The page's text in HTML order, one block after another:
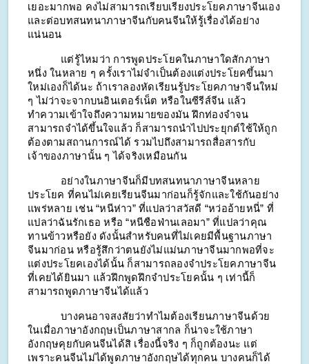
เยอะมากพอ คงไม่สามารถเรียบเรียงประโยคภาษาจีนเอง
และต่อบทสนทนาภาษาจีนกับคนจีนให้รู้เรื่องได้อย่าง
แน่นอน
แต่รู้ไหมว่า การพูดประโยคในภาษาใดสักภาษา
หนึ่ง ในหลาย ๆ ครั้งเราไม่จำเป็นต้องแต่งประโยคขึ้นมา
ใหม่เองก็ได้นะ ถ้าเราลองหัดเรียนรู้ประโยคภาษาจีนใหม่
ๆ ไม่ว่าจะจากบนอินเตอร์เน็ต หรือในซีรีส์จีน แล้ว
ทำความเข้าใจถึงความหมายของมัน ฝึกท่องจำจน
สามารถจำได้ขึ้นใจแล้ว ก็สามารถนำไปประยุกต์ใช้ให้ถูก
ต้องตามสถานการณ์ได้ รวมไปถึงสามารถสื่อสารกับ
เจ้าของภาษานั้น ๆ ได้จริงเหมือนกัน
อย่างในภาษาจีนก็มีบทสนทนาภาษาจีนหลาย
ประโยค ที่คนไม่เคยเรียนจีนมาก่อนก็รู้จักและใช้กันอย่าง
แพร่หลาย เช่น “หนีห่าว” ที่แปลว่าสวัสดี “หว่ออ้ายหนี่” ที่
แปลว่าฉันรักเธอ หรือ “หนีชือฟ่านเลอมา” ที่แปลว่าคุณ
ทานข้าวหรือยัง ดังนั้นสำหรับคนที่ไม่เคยมีพื้นฐานภาษา
จีนมาก่อน หรือรู้สึกว่าตนยังไม่แม่นภาษาจีนมากพอที่จะ
แต่งประโยคเองได้นั้น ก็สามารถลองจำประโยคภาษาจีน
ที่เคยได้ยินมา แล้วฝึกพูดฝึกจำประโยคนั้น ๆ เท่านี้ก็
สามารถพูดภาษาจีนได้แล้ว
บางคนอาจสงสัยว่าทำไมต้องเรียนภาษาจีนด้วย
ในเมื่อภาษาอังกฤษเป็นภาษาสากล ก็น่าจะใช้ภาษา
อังกฤษคุยกับคนจีนได้สิ เรื่องนี้จริง ๆ ก็ถูกต้องนะ แต่
เพราะคนจีนไม่ได้พูดภาษาอังกฤษได้ทุกคน บางคนก็ได้